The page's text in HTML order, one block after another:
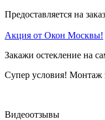
Предоставляется на
Акция от Окон Москвы!
Закажи остекление на
Супер условия! Монтаж
Видеоотзывы